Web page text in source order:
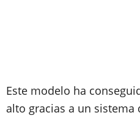
Este modelo ha
alto gracias a un